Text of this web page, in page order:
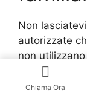
Non
autorizzate
non
svolgono i
Chiama Ora